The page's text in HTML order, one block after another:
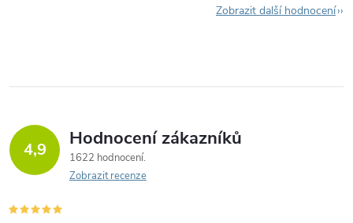
Zobrazit další hodnocení
4,9 Hodnocení zákazníků
1622 hodnocení
Zobrazit recenze